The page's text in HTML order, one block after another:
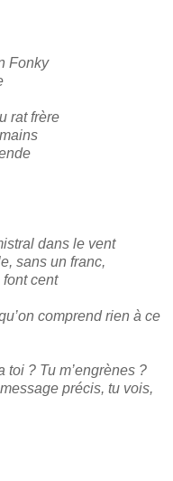
Fonky
rat frère
dans le vent
sans un franc,
cent
comprend rien à ce
toi ? Tu m’engrènes ?
précis, tu vois,